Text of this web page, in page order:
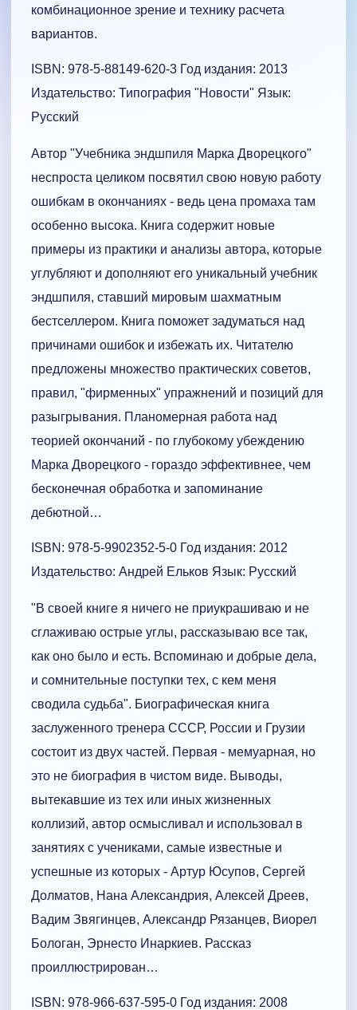
комбинационное зрение и технику расчета
вариантов.
ISBN: 978-5-88149-620-3 Год издания: 2013
Издательство: Типография "Новости" Язык:
Русский
Автор "Учебника эндшпиля Марка Дворецкого"
неспроста целиком посвятил свою новую работу
ошибкам в окончаниях - ведь цена промаха там
особенно высока. Книга содержит новые
примеры из практики и анализы автора, которые
углубляют и дополняют его уникальный учебник
эндшпиля, ставший мировым шахматным
бестселлером. Книга поможет задуматься над
причинами ошибок и избежать их. Читателю
предложены множество практических советов,
правил, "фирменных" упражнений и позиций для
разыгрывания. Планомерная работа над
теорией окончаний - по глубокому убеждению
Марка Дворецкого - гораздо эффективнее, чем
бесконечная обработка и запоминание
дебютной…
ISBN: 978-5-9902352-5-0 Год издания: 2012
Издательство: Андрей Ельков Язык: Русский
"В своей книге я ничего не приукрашиваю и не
сглаживаю острые углы, рассказываю все так,
как оно было и есть. Вспоминаю и добрые дела,
и сомнительные поступки тех, с кем меня
сводила судьба". Биографическая книга
заслуженного тренера СССР, России и Грузии
состоит из двух частей. Первая - мемуарная, но
это не биография в чистом виде. Выводы,
вытекавшие из тех или иных жизненных
коллизий, автор осмысливал и использовал в
занятиях с учениками, самые известные и
успешные из которых - Артур Юсупов, Сергей
Долматов, Нана Александрия, Алексей Дреев,
Вадим Звягинцев, Александр Рязанцев, Виорел
Бологан, Эрнесто Инаркиев. Рассказ
проиллюстрирован…
ISBN: 978-966-637-595-0 Год издания: 2008